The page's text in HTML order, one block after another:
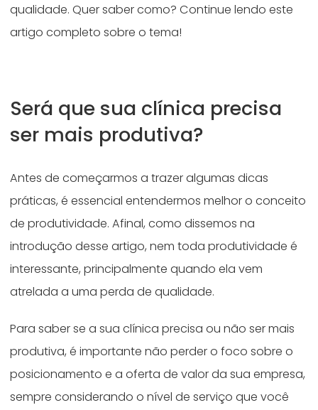
qualidade. Quer saber como? Continue lendo este
artigo completo sobre o tema!
Será que sua clínica precisa
ser mais produtiva?
Antes de começarmos a trazer algumas dicas
práticas, é essencial entendermos melhor o conceito
de produtividade. Afinal, como dissemos na
introdução desse artigo, nem toda produtividade é
interessante, principalmente quando ela vem
atrelada a uma perda de qualidade.
Para saber se a sua clínica precisa ou não ser mais
produtiva, é importante não perder o foco sobre o
posicionamento e a oferta de valor da sua empresa,
sempre considerando o nível de serviço que você